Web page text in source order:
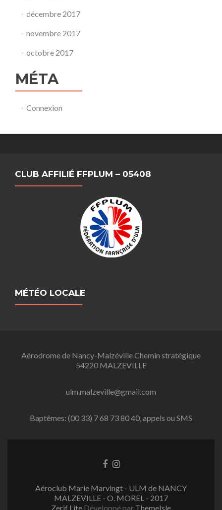
décembre 2017
novembre 2017
octobre 2017
MÉTA
Connexion
CLUB AFFILIÉ FFPLUM – 05408
MÉTÉO LOCALE
Aérodrome de Nancy-Malzéville Chemin stratégique
54220 MALZEVILLE
ulm.malzeville@gmail.com
Baptêmes: (00 33) 7 68 73 80 40, appels ou SMS
L
n
F
L
n
I
Aéroclub Marie Marvingt - ULM de NANCY
MALZEVILLE - O. MOREL - 2017
Zerif Lite Développé par ThemeIsle